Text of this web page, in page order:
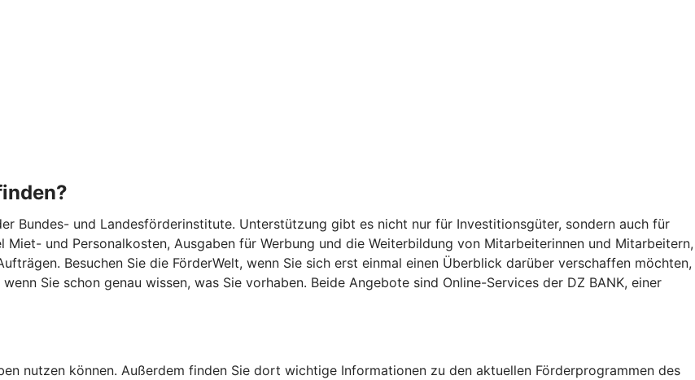
Bundes- und Landesförderinstitute. Unterstützung gibt es nicht nur für Investitionsgüter, sondern auch für
und Personalkosten, Ausgaben für Werbung und die Weiterbildung von Mitarbeiterinnen und Mitarbeitern,
Besuchen Sie die FörderWelt, wenn Sie sich erst einmal einen Überblick darüber verschaffen möchten,
Sie schon genau wissen, was Sie vorhaben. Beide Angebote sind Online-Services der DZ BANK, einer
nutzen können. Außerdem finden Sie dort wichtige Informationen zu den aktuellen Förderprogrammen des